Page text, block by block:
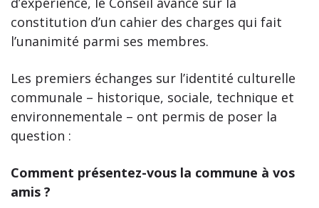
constitution d’un cahier des charges qui fait
l’unanimité parmi ses membres.
Les premiers échanges sur l’identité culturelle
communale – historique, sociale, technique et
environnementale – ont permis de poser la
question :
Comment présentez-vous la commune à vos
amis ?